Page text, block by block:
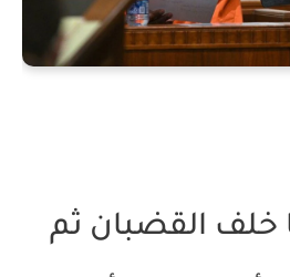
خلف القضبان ثم